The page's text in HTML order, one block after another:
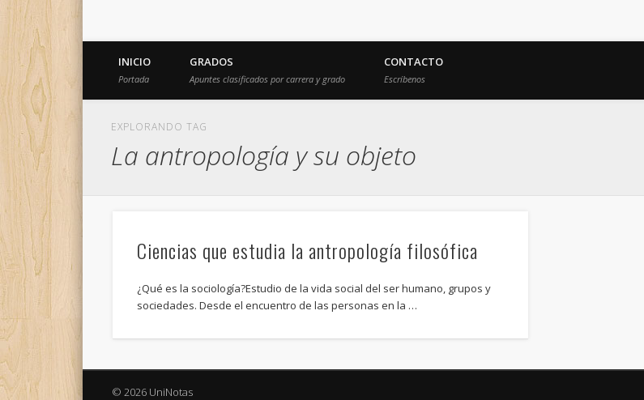
INICIO
Portada
GRADOS
Apuntes clasificados por carrera y grado
CONTACTO
Escríbenos
EXPLORANDO TAG
La antropología y su objeto
Ciencias que estudia la antropología filosófica
¿Qué es la sociología?Estudio de la vida social del ser humano, grupos y
sociedades. Desde el encuentro de las personas en la …
© 2026 UniNotas